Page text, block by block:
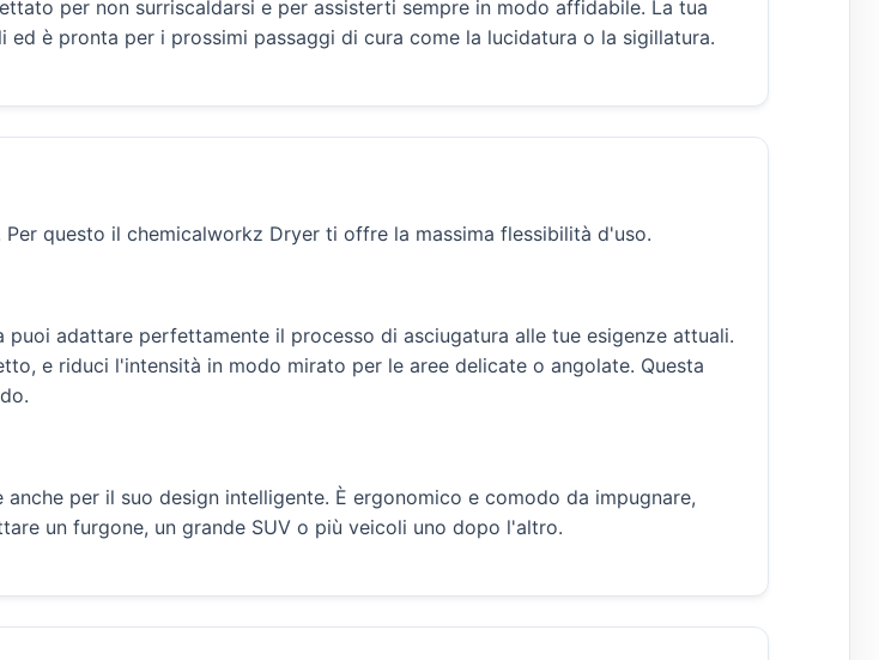
per non surriscaldarsi e per assisterti sempre in modo affidabile. La tua
è pronta per i prossimi passaggi di cura come la lucidatura o la sigillatura.
questo il chemicalworkz Dryer ti offre la massima flessibilità d'uso.
adattare perfettamente il processo di asciugatura alle tue esigenze attuali.
e riduci l'intensità in modo mirato per le aree delicate o angolate. Questa
per il suo design intelligente. È ergonomico e comodo da impugnare,
un furgone, un grande SUV o più veicoli uno dopo l'altro.